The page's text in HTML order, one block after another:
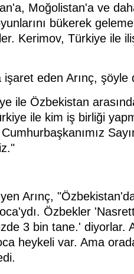
Moğolistan'a ve
bükerek
Kerimov, Türkiye ile
eden Arınç, şöyle
ile Özbekistan
ile kim iş birliği
Arınç,
Özbekler
3 bin tane.' diyorlar.
heykeli var. Ama